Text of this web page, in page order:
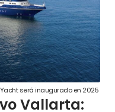
Yacht será inaugurado en 2025
Vallarta: